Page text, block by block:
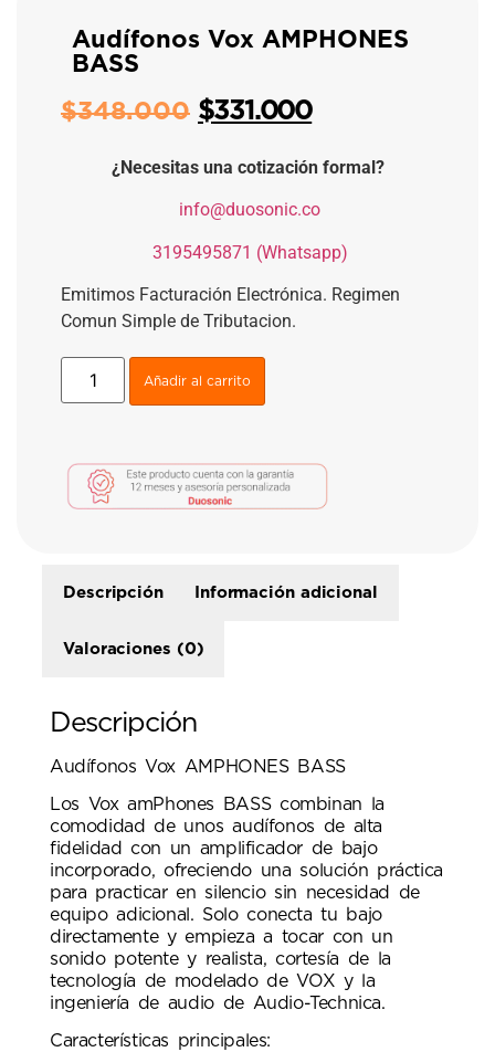
Audífonos Vox AMPHONES
BASS
$348.000 $331.000
¿Necesitas una cotización formal?
info@duosonic.co
3195495871 (Whatsapp)
Emitimos Facturación Electrónica. Regimen
Comun Simple de Tributacion.
Añadir al carrito
Descripción Información adicional
Valoraciones (0)
Descripción
Audífonos Vox AMPHONES BASS
Los Vox amPhones BASS combinan la
comodidad de unos audífonos de alta
fidelidad con un amplificador de bajo
incorporado, ofreciendo una solución práctica
para practicar en silencio sin necesidad de
equipo adicional. Solo conecta tu bajo
directamente y empieza a tocar con un
sonido potente y realista, cortesía de la
tecnología de modelado de VOX y la
ingeniería de audio de Audio-Technica.
Características principales: